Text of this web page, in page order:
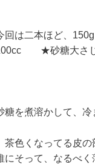
回は二本ほど、
★砂糖大さじ
を煮溶かして、冷
茶色くなってる皮
にそって、なるべく